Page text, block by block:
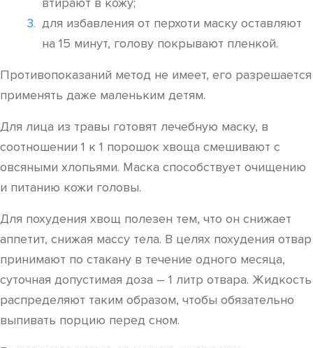
для избавления от перхоти маску оставляют
на 15 минут, голову покрывают пленкой.
Противопоказаний метод не имеет, его разрешается
применять даже маленьким детям.
Для лица из травы готовят лечебную маску, в
соотношении 1 к 1 порошок хвоща смешивают с
овсяными хлопьями. Маска способствует очищению
и питанию кожи головы.
Для похудения хвощ полезен тем, что он снижает
аппетит, снижая массу тела. В целях похудения отвар
принимают по стакану в течение одного месяца,
суточная допустимая доза – 1 литр отвара. Жидкость
распределяют таким образом, чтобы обязательно
выпивать порцию перед сном.